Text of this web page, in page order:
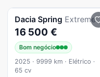
Dacia Spring Extreme
16 500 €
Bom negócio
2025 · 9999 km · Elétrico ·
65 cv